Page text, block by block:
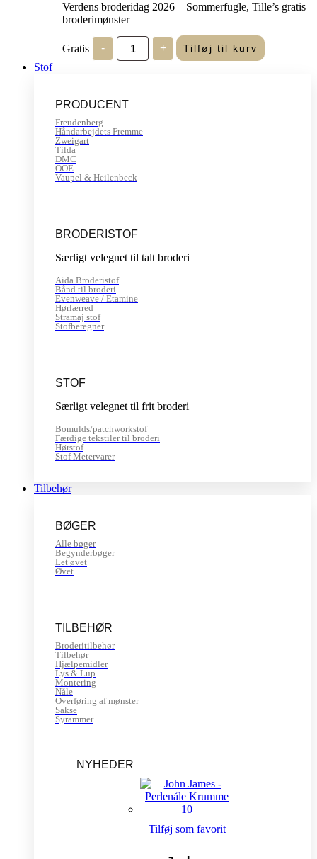
Verdens broderidag 2026 – Sommerfugle, Tille’s gratis
broderimønster
Gratis -
Verdens
broderidag
2026
Tille's
gratis
antal
+ Tilføj til kurv
Stof
PRODUCENT
Freudenberg
Håndarbejdets Fremme
Zweigart
Tilda
DMC
OOE
Vaupel & Heilenbeck
BRODERISTOF
Særligt velegnet til talt broderi
Aida Broderistof
Bånd til broderi
Evenweave / Etamine
Hørlærred
Stramaj stof
Stofberegner
STOF
Særligt velegnet til frit broderi
Bomulds/patchworkstof
Færdige tekstiler til broderi
Hørstof
Stof Metervarer
Tilbehør
BØGER
Alle bøger
Begynderbøger
Let øvet
Øvet
TILBEHØR
Broderitilbehør
Tilbehør
Hjælpemidler
Lys & Lup
Montering
Nåle
Overføring af mønster
Sakse
Syrammer
NYHEDER
Tilføj som favorit